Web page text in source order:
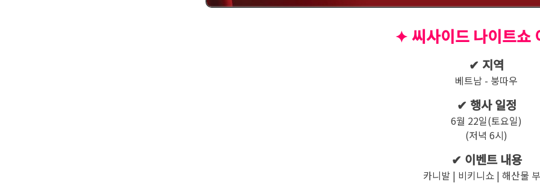
✦ 씨사이드 나이트쇼
✔ 지역
베트남 - 붕따우
✔ 행사 일정
6월 22일(토요일)
(저녁 6시)
✔ 이벤트 내용
카니발 | 비키니쇼 | 해산물